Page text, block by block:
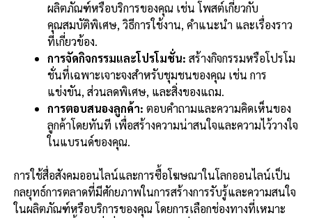
ผลิตภัณฑ์หรือบริการของคุณ เช่น โพสต์เกี่ยวกับ
คุณสมบัติพิเศษ, วิธีการใช้งาน, คำแนะนำ และเรื่องราว
ที่เกี่ยวข้อง.
การจัดกิจกรรมและโปรโมชั่น: สร้างกิจกรรมหรือโปรโม
ชั่นที่เฉพาะเจาะจงสำหรับชุมชนของคุณ เช่น การ
แข่งขัน, ส่วนลดพิเศษ, และสิ่งของแถม.
การตอบสนองลูกค้า: ตอบคำถามและความคิดเห็นของ
ลูกค้าโดยทันที เพื่อสร้างความน่าสนใจและความไว้วางใจ
ในแบรนด์ของคุณ.
การใช้สื่อสังคมออนไลน์และการซื้อโฆษณาในโลกออนไลน์เป็น
กลยุทธ์การตลาดที่มีศักยภาพในการสร้างการรับรู้และความสนใจ
ในผลิตภัณฑ์หรือบริการของคุณ โดยการเลือกช่องทางที่เหมาะ